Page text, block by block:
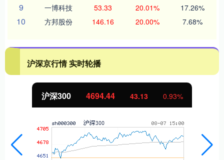
9 一博科技 53.33 20.01% 17.26%
10 方邦股份 146.16 20.00% 7.68%
沪深京行情 实时轮播
沪深300 4694.44 43.13 0.93%